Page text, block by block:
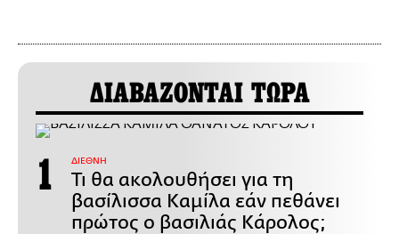
ΔΙΑΒΑΖΟΝΤΑΙ ΤΩΡΑ
ΔΙΕΘΝΗ
Τι θα ακολουθήσει για τη
βασίλισσα Καμίλα εάν πεθάνει
πρώτος ο βασιλιάς Κάρολος;